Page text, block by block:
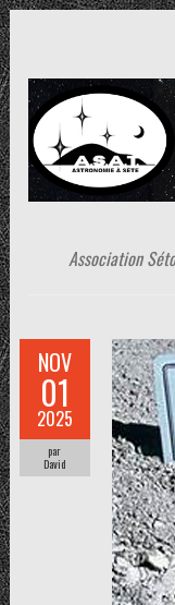
Association
NOV
01
2025
par
David